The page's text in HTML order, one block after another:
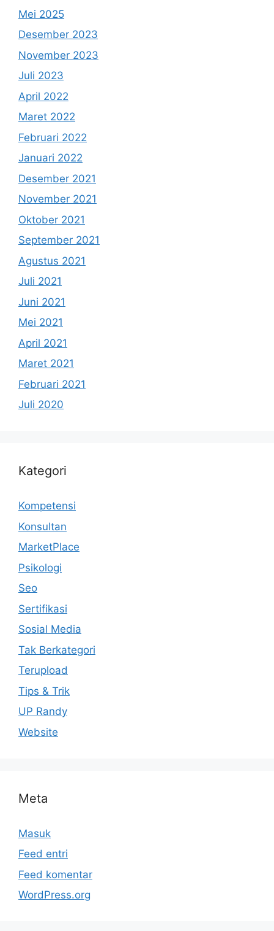
Mei 2025
Desember 2023
November 2023
Juli 2023
April 2022
Maret 2022
Februari 2022
Januari 2022
Desember 2021
November 2021
Oktober 2021
September 2021
Agustus 2021
Juli 2021
Juni 2021
Mei 2021
April 2021
Maret 2021
Februari 2021
Juli 2020
Kategori
Kompetensi
Konsultan
MarketPlace
Psikologi
Seo
Sertifikasi
Sosial Media
Tak Berkategori
Terupload
Tips & Trik
UP Randy
Website
Meta
Masuk
Feed entri
Feed komentar
WordPress.org